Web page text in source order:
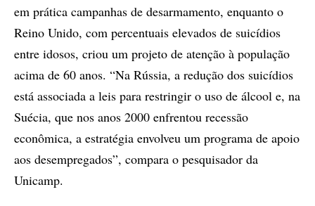
em prática campanhas de desarmamento, enquanto o
Reino Unido, com percentuais elevados de suicídios
entre idosos, criou um projeto de atenção à população
acima de 60 anos. “Na Rússia, a redução dos suicídios
está associada a leis para restringir o uso de álcool e, na
Suécia, que nos anos 2000 enfrentou recessão
econômica, a estratégia envolveu um programa de apoio
aos desempregados”, compara o pesquisador da
Unicamp.